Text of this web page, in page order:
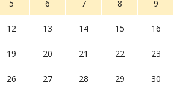
5 6 7 8 9
12 13 14 15 16
19 20 21 22 23
26 27 28 29 30